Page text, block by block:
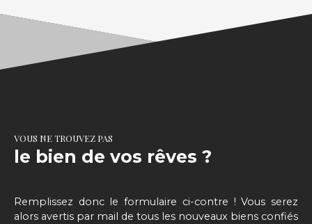
d’eau avec fenêtre et WC. Une chambre avec un lit
coffre et un meuble de rangement. Nombreux
meubles de rangementsÉquipements et
prestations: Cave privative. chauffage individuel
VOUS NE TROUVEZ PAS
le bien de vos rêves ?
Remplissez donc le formulaire ci-contre ! Vous serez
alors avertis par mail de tous les nouveaux biens confiés